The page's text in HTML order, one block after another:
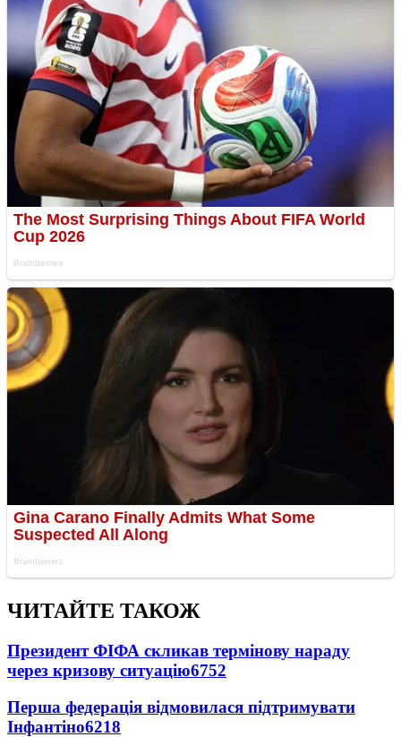
ЧИТАЙТЕ ТАКОЖ
Президент ФІФА скликав термінову нараду
через кризову ситуацію6752
Перша федерація відмовилася підтримувати
Інфантіно6218